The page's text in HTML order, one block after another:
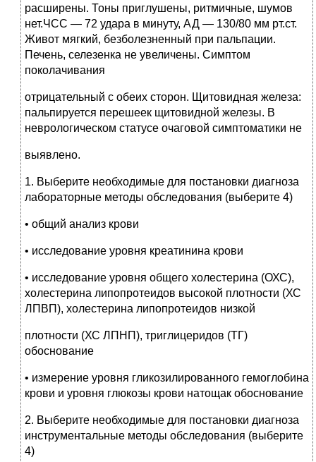
расширены. Тоны приглушены, ритмичные, шумов
нет.ЧСС — 72 удара в минуту, АД — 130/80 мм рт.ст.
Живот мягкий, безболезненный при пальпации.
Печень, селезенка не увеличены. Симптом
поколачивания
отрицательный с обеих сторон. Щитовидная железа:
пальпируется перешеек щитовидной железы. В
неврологическом статусе очаговой симптоматики не
выявлено.
1. Выберите необходимые для постановки диагноза
лабораторные методы обследования (выберите 4)
• общий анализ крови
• исследование уровня креатинина крови
• исследование уровня общего холестерина (ОХС),
холестерина липопротеидов высокой плотности (ХС
ЛПВП), холестерина липопротеидов низкой
плотности (ХС ЛПНП), триглицеридов (ТГ)
обоснование
• измерение уровня гликозилированного гемоглобина
крови и уровня глюкозы крови натощак обоснование
2. Выберите необходимые для постановки диагноза
инструментальные методы обследования (выберите
4)